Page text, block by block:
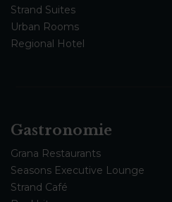
Strand Suites
Urban Rooms
Regional Hotel
Gastronomie
Grana Restaurants
Seasons Executive Lounge
Strand Café